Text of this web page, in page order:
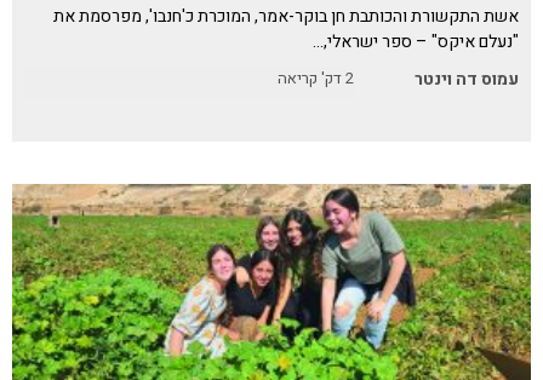
אשת התקשורת והכותבת חן בוקר-אמר, המוכרת כ'חנבו', מפרסמת את
"נעלם איקס" – ספר ישראלי,…
עמוס דה וינטר
2דק' קריאה